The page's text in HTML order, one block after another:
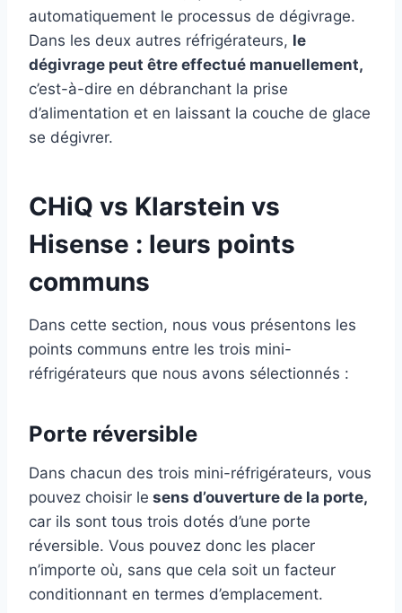
automatiquement le processus de dégivrage.
Dans les deux autres réfrigérateurs, le
dégivrage peut être effectué manuellement,
c’est-à-dire en débranchant la prise
d’alimentation et en laissant la couche de glace
se dégivrer.
CHiQ vs Klarstein vs
Hisense : leurs points
communs
Dans cette section, nous vous présentons les
points communs entre les trois mini-
réfrigérateurs que nous avons sélectionnés :
Porte réversible
Dans chacun des trois mini-réfrigérateurs, vous
pouvez choisir le sens d’ouverture de la porte,
car ils sont tous trois dotés d’une porte
réversible. Vous pouvez donc les placer
n’importe où, sans que cela soit un facteur
conditionnant en termes d’emplacement.